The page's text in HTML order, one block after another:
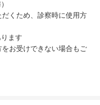
くため、診察時に使用方
ます
お受けできない場合もご